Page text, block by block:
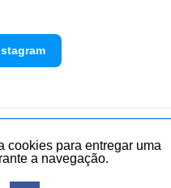
Envie sua denúncia
cookies para entregar uma
a navegação.